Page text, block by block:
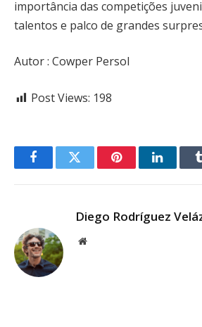
importância das competições
talentos e palco de grandes
Autor : Cowper Persol
Post Views: 198
FacebookTwitter Pinterest
Diego Rodríguez
Website